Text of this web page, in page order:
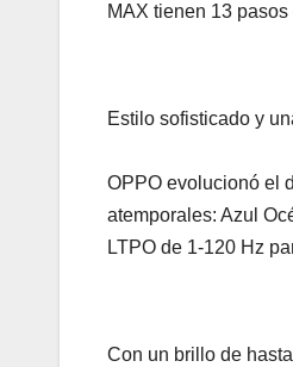
MAX tienen 13
Estilo sofisticado y
OPPO evolucionó el
atemporales: Azul
LTPO de 1-120 Hz
Con un brillo de